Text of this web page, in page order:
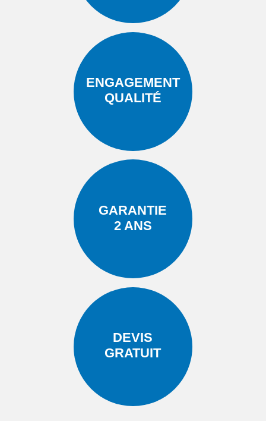
ENGAGEMENT
QUALITÉ
GARANTIE
2 ANS
DEVIS
GRATUIT